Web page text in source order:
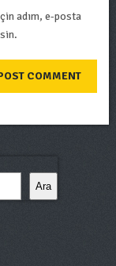
adım, e-posta
Ara